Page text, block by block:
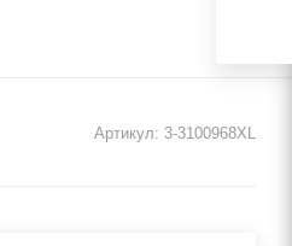
Артикул: 3-3100968XL